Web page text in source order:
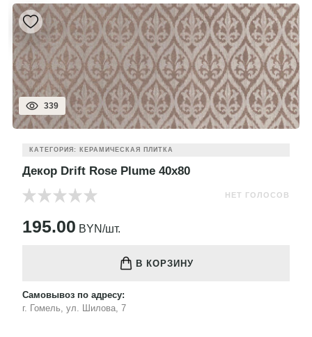
339
КАТЕГОРИЯ: КЕРАМИЧЕСКАЯ ПЛИТКА
Декор Drift Rose Plume 40x80
НЕТ ГОЛОСОВ
195.00 BYN/шт.
В КОРЗИНУ
Самовывоз по адресу:
г. Гомель, ул. Шилова, 7